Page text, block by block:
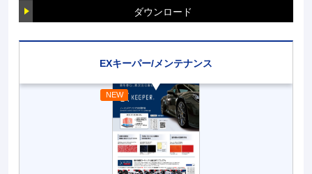
ダウンロード
EXキーパー/メンテナンス